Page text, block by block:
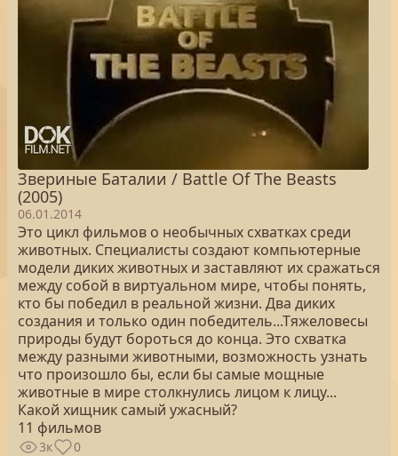
Звериные Баталии / Battle Of The Beasts
(2005)
06.01.2014
Это цикл фильмов о необычных схватках среди
животных. Специалисты создают компьютерные
модели диких животных и заставляют их сражаться
между собой в виртуальном мире, чтобы понять,
кто бы победил в реальной жизни. Два диких
создания и только один победитель...Тяжеловесы
природы будут бороться до конца. Это схватка
между разными животными, возможность узнать
что произошло бы, если бы самые мощные
животные в мире столкнулись лицом к лицу...
Какой хищник самый ужасный?
11 фильмов
3к 0